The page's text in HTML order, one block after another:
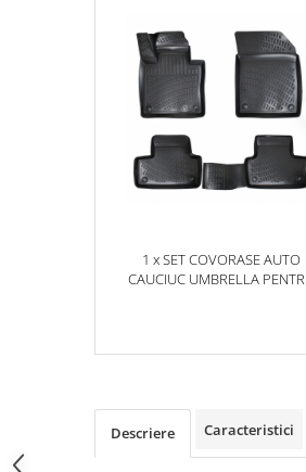
Incarcatoare Auto
Accesorii pentru Roti si Anvelope
Organizatoare Auto
Piese Caroserie
Amortizoare Capota
1 x SET COVORASE AUTO
CAUCIUC UMBRELLA PENTRU
Descriere Caracteristici